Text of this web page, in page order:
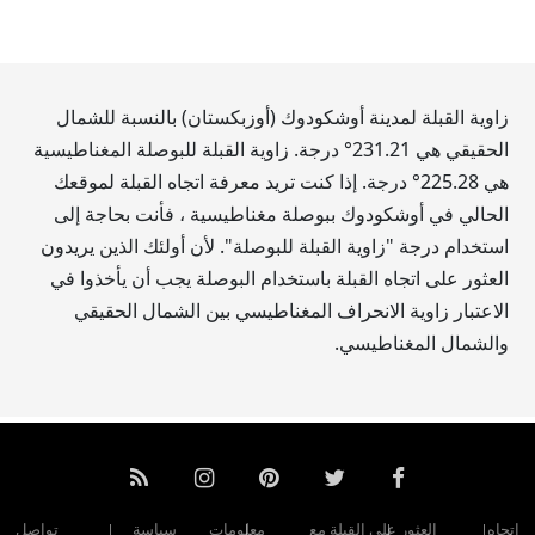
زاوية القبلة لمدينة أوشكودوك (أوزبكستان) بالنسبة للشمال
الحقيقي هي 231.21° درجة. زاوية القبلة للبوصلة المغناطيسية
هي225.28° درجة. إذا كنت تريد معرفة اتجاه القبلة لموقعك
الحالي في أوشكودوك ببوصلة مغناطيسية ، فأنت بحاجة إلى
استخدام درجة "زاوية القبلة للبوصلة". لأن أولئك الذين يريدون
العثور على اتجاه القبلة باستخدام البوصلة يجب أن يأخذوا في
الاعتبار زاوية الانحراف المغناطيسي بين الشمال الحقيقي
والشمال المغناطيسي.
اتجاه العثور على القبلة مع معلومات سياسة تواصل